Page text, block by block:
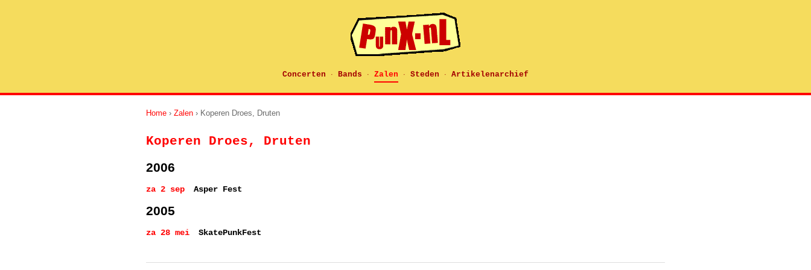
Concerten · Bands · Zalen · Steden · Artikelenarchief
Home › Zalen › Koperen Droes, Druten
Koperen Droes, Druten
2006
za 2 sep Asper Fest
2005
za 28 mei SkatePunkFest